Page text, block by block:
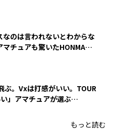
なのは言われないとわからな
マチュアも驚いたHONMA
ぶ。Vxは打感がいい。TOUR
」アマチュアが選ぶ
もっと読む